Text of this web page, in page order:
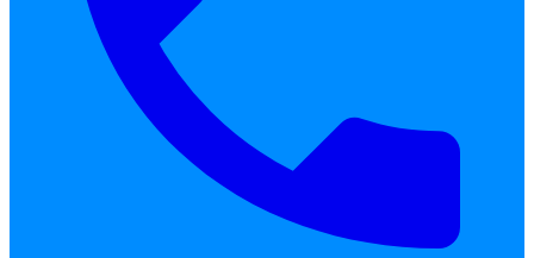
Interested Blog
โปรแกรมบริหารงานบุคคล